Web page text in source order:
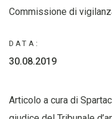
Commissione di
DATA:
30.08.2019
Articolo a cura di